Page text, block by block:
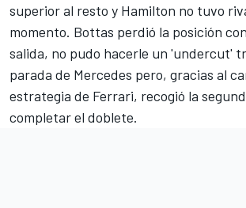
superior al resto y Hamilton no tuvo
momento. Bottas perdió la posición
salida, no pudo hacerle un 'undercut'
parada de Mercedes pero, gracias al
estrategia de Ferrari, recogió la
completar el doblete.